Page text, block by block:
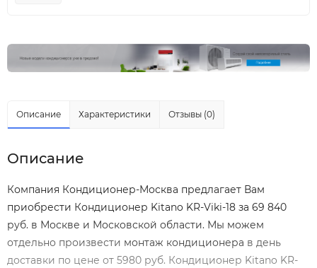
Описание Характеристики Отзывы (0)
Описание
Компания Кондиционер-Москва предлагает Вам
приобрести Кондиционер Kitano KR-Viki-18 за 69 840
руб. в Москве и Московской области. Мы можем
отдельно произвести монтаж кондиционера в день
доставки по цене от 5980 руб. Кондиционер Kitano KR-